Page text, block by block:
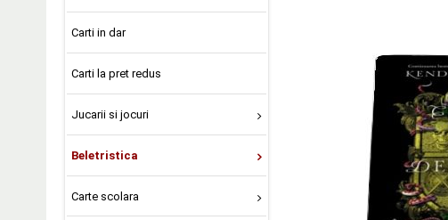
Carti in dar
Carti la pret redus
Jucarii si jocuri
Beletristica
Carte scolara